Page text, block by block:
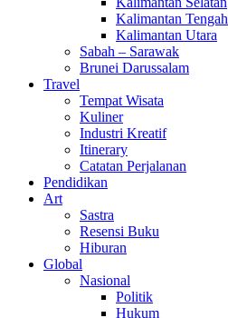
Kalimantan Tengah
Kalimantan Utara
Sabah – Sarawak
Brunei Darussalam
Travel
Tempat Wisata
Kuliner
Industri Kreatif
Itinerary
Catatan Perjalanan
Pendidikan
Art
Sastra
Resensi Buku
Hiburan
Global
Nasional
Politik
Hukum